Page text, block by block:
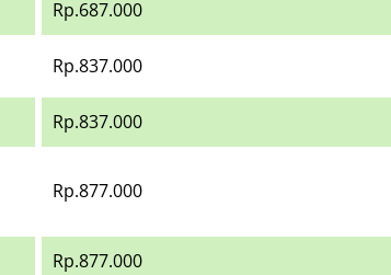
Rp.687.000
Rp.837.000
Rp.837.000
Rp.877.000
Rp.877.000